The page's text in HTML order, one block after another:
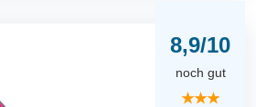
8,9/10
noch gut
★★★